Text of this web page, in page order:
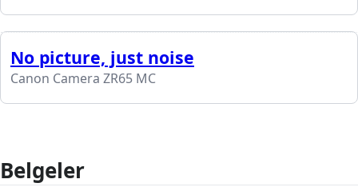
No picture, just noise
Canon Camera ZR65 MC
Belgeler